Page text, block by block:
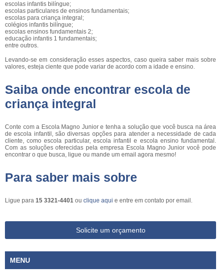
escolas infantis bilíngue;
escolas particulares de ensinos fundamentais;
escolas para criança integral;
colégios infantis bilíngue;
escolas ensinos fundamentais 2;
educação infantis 1 fundamentais;
entre outros.
Levando-se em consideração esses aspectos, caso queira saber mais sobre
valores, esteja ciente que pode variar de acordo com a idade e ensino.
Saiba onde encontrar escola de
criança integral
Conte com a Escola Magno Junior e tenha a solução que você busca na área
de escola infantil, são diversas opções para atender a necessidade de cada
cliente, como escola particular, escola infantil e escola ensino fundamental.
Com as soluções oferecidas pela empresa Escola Magno Junior você pode
encontrar o que busca, ligue ou mande um email agora mesmo!
Para saber mais sobre
Ligue para 15 3321-4401 ou clique aqui e entre em contato por email.
Solicite um orçamento
MENU